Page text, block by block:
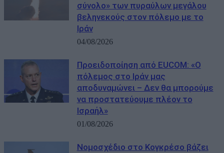
σύνολο» των πυραύλων μεγάλου
βεληνεκούς στον πόλεμο με το
Ιράν
04/08/2026
Προειδοποίηση από EUCOM: «Ο
πόλεμος στο Ιράν μας
αποδυναμώνει – Δεν θα μπορούμε
να προστατεύουμε πλέον το
Ισραήλ»
01/08/2026
Νομοσχέδιο στο Κογκρέσο βάζει